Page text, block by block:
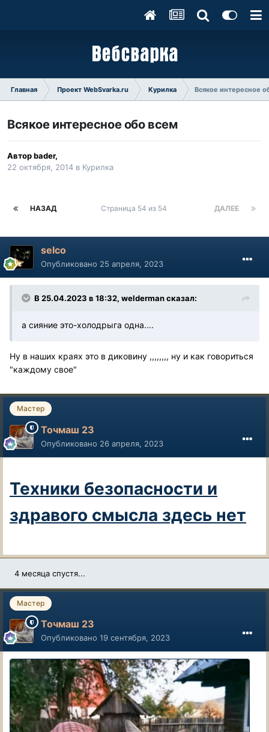
Главная Проект WebSvarka.ru Курилка Всякое интересное
Всякое интересное обо всем
Авторbader,
22 октября, 2014 в Курилка
НАЗАД ДАЛЕЕ
Страница 54 из 54
selco
Опубликовано 25 апреля, 2023
В 25.04.2023 в 18:32, weldermanсказал:
а сияние это-холодрыга одна....
Ну в наших краях это в диковину ,,,,,,,, ну и как говориться
"каждому свое"
Мастер
Точмаш 23
Опубликовано 26 апреля, 2023
Техники безопасности и
здравого смысла здесь нет
4 месяца спустя...
Мастер
Точмаш 23
Опубликовано 19 сентября, 2023